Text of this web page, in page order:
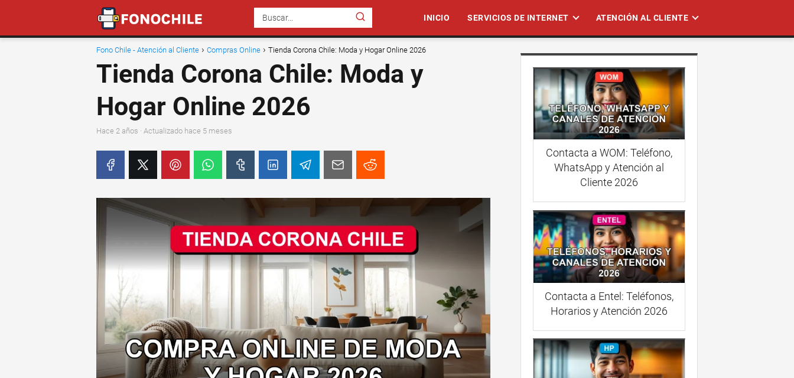
INICIO SERVICIOS DE INTERNET ATENCIÓN AL CLIENTE
Fono Chile - Atención al Cliente Compras Online Tienda Corona Chile: Moda y Hogar Online 2026
Tienda Corona Chile: Moda y
Hogar Online 2026
hace 2 años · Actualizado hace 5 meses
Contacta a WOM: Teléfono,
WhatsApp y Atención al
Cliente 2026
Contacta a Entel: Teléfonos,
Horarios y Atención 2026